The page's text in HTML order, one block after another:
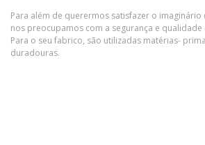
Para além de querermos satisfazer o
nos preocupamos com a segurança e
Para o seu fabrico, são utilizadas matérias-
duradouras.